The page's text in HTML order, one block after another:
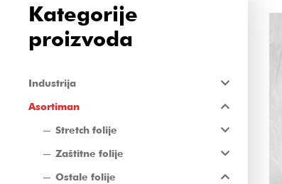
Kategorije
proizvoda
Industrija
Asortiman
Stretch folije
Zaštitne folije
Ostale folije